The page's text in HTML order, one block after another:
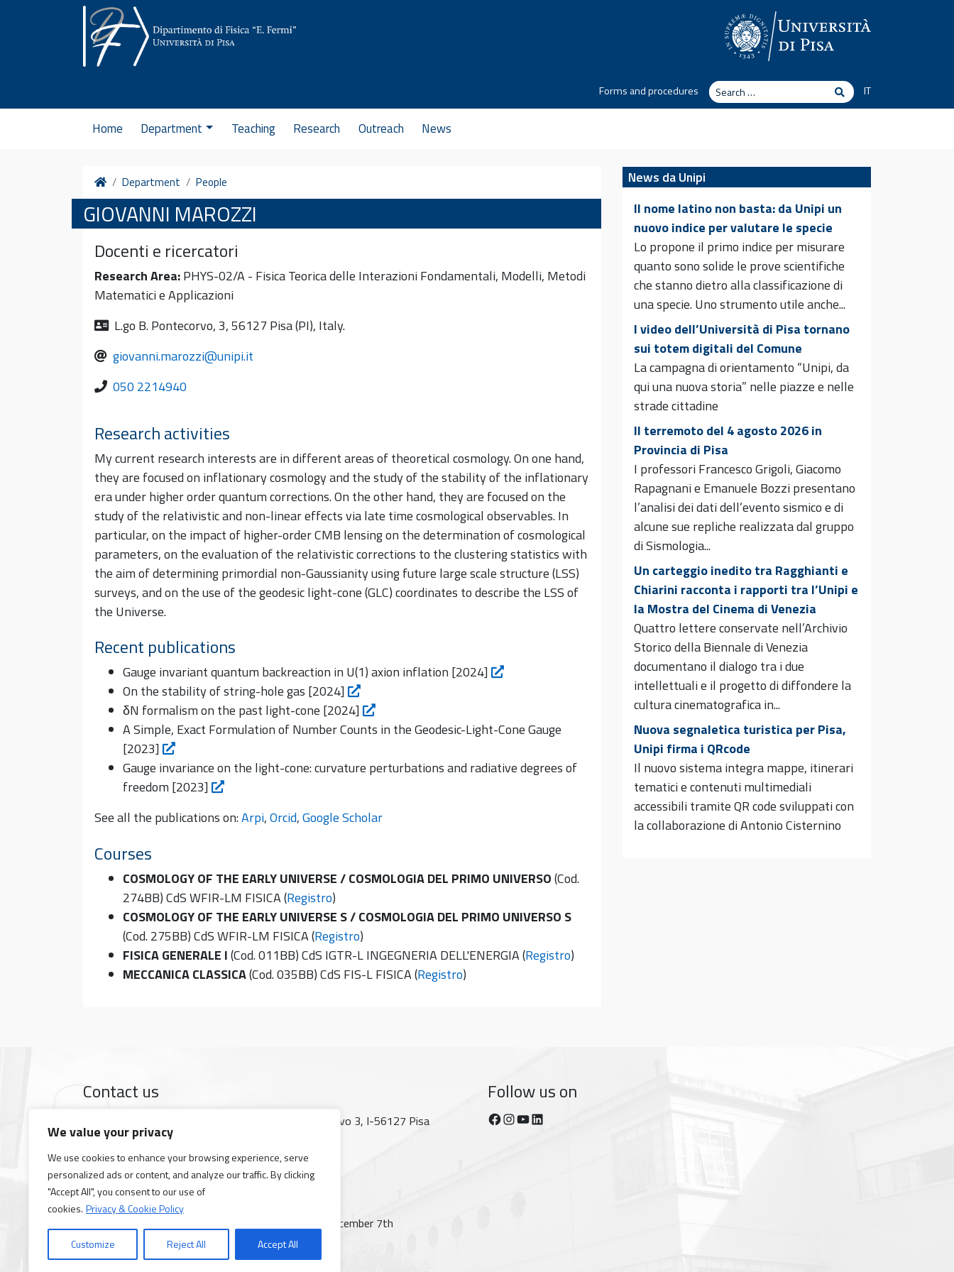
We value your privacy
We use cookies to enhance your browsing experience, serve
personalized ads or content, and analyze our traffic. By clicking
"Accept All", you consent to our use of
cookies. Privacy & Cookie Policy
Customize Reject All Accept All
Forms and procedures
Search
Search
IT
Home Department Teaching Research Outreach News
HomeDepartment People
GIOVANNI MAROZZI
Docenti e ricercatori
Research Area:PHYS-02/A - Fisica Teorica delle Interazioni Fondamentali, Modelli, Metodi
Matematici e Applicazioni
L.go B. Pontecorvo, 3, 56127 Pisa (PI), Italy.
giovanni.marozzi@unipi.it
050 2214940
Research activities
My current research interests are in different areas of theoretical cosmology. On one hand,
they are focused on inflationary cosmology and the study of the stability of the inflationary
era under higher order quantum corrections. On the other hand, they are focused on the
study of the relativistic and non-linear effects via late time cosmological observables. In
particular, on the impact of higher-order CMB lensing on the determination of cosmological
parameters, on the evaluation of the relativistic corrections to the clustering statistics with
the aim of determining primordial non-Gaussianity using future large scale structure (LSS)
surveys, and on the use of the geodesic light-cone (GLC) coordinates to describe the LSS of
the Universe.
Recent publications
Gauge invariant quantum backreaction in U(1) axion inflation [2024]
On the stability of string-hole gas [2024]
δN formalism on the past light-cone [2024]
A Simple, Exact Formulation of Number Counts in the Geodesic-Light-Cone Gauge
[2023]
Gauge invariance on the light-cone: curvature perturbations and radiative degrees of
freedom [2023]
See all the publications on:Arpi,Orcid,Google Scholar
Courses
COSMOLOGY OF THE EARLY UNIVERSE / COSMOLOGIA DEL PRIMO UNIVERSO(Cod.
274BB) CdS WFIR-LM FISICA (Registro)
COSMOLOGY OF THE EARLY UNIVERSE S / COSMOLOGIA DEL PRIMO UNIVERSO S
(Cod. 275BB) CdS WFIR-LM FISICA (Registro)
FISICA GENERALE I(Cod. 011BB) CdS IGTR-L INGEGNERIA DELL'ENERGIA (Registro)
MECCANICA CLASSICA(Cod. 035BB) CdS FIS-L FISICA (Registro)
News da Unipi
Il nome latino non basta: da Unipi un
nuovo indice per valutare le specie
Lo propone il primo indice per misurare
quanto sono solide le prove scientifiche
che stanno dietro alla classificazione di
una specie. Uno strumento utile anche...
I video dell’Università di Pisa tornano
sui totem digitali del Comune
La campagna di orientamento “Unipi, da
qui una nuova storia” nelle piazze e nelle
strade cittadine
Il terremoto del 4 agosto 2026 in
Provincia di Pisa
I professori Francesco Grigoli, Giacomo
Rapagnani e Emanuele Bozzi presentano
l’analisi dei dati dell’evento sismico e di
alcune sue repliche realizzata dal gruppo
di Sismologia...
Un carteggio inedito tra Ragghianti e
Chiarini racconta i rapporti tra l’Unipi e
la Mostra del Cinema di Venezia
Quattro lettere conservate nell’Archivio
Storico della Biennale di Venezia
documentano il dialogo tra i due
intellettuali e il progetto di diffondere la
cultura cinematografica in...
Nuova segnaletica turistica per Pisa,
Unipi firma i QRcode
Il nuovo sistema integra mappe, itinerari
tematici e contenuti multimediali
accessibili tramite QR code sviluppati con
la collaborazione di Antonio Cisternino
Contact us
The Dipartimento di Fisica is in Largo Bruno Pontecorvo 3, I-56127 Pisa
Google map
Tel +39 050 2214 000
Fax +39 050 2214 333
PECfisica@pec.unipi.it
Opening hours: 08,30 a.m - 07,00 p.m.
Closing dates 2026: June 1st; August 10th–21st; December 7th
Follow us on
Facebook
Instagram
YouTube
https://www.linkedin.com/company/dipartimento-di-fisica-unipi/posts/?feedView=all